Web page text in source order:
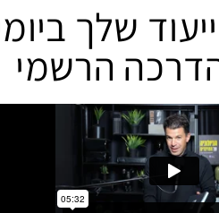
שלך
הרשמי